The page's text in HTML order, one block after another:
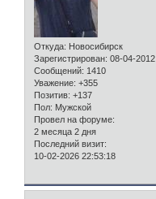
Откуда: Новосибирск
Зарегистрирован: 08-04-2012
Сообщений: 1410
Уважение: +355
Позитив: +137
Пол: Мужской
Провел на форуме:
2 месяца 2 дня
Последний визит:
10-02-2026 22:53:18